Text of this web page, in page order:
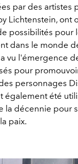
par des artistes
Lichtenstein, ont
possibilités pour
dans le monde
vu l'émergence
pour
personnages
également été
la décennie pour
paix.